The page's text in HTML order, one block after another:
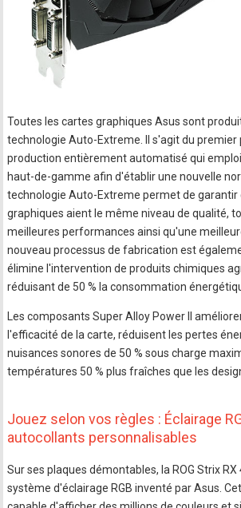
Toutes les cartes graphiques Asus sont
technologie Auto-Extreme. Il s'agit du premier
production entièrement automatisé qui
haut-de-gamme afin d'établir une nouvelle
technologie Auto-Extreme permet de garantir
graphiques aient le même niveau de qualité,
meilleures performances ainsi qu'une
nouveau processus de fabrication est
élimine l'intervention de produits chimiques
réduisant de 50 % la consommation
Les composants Super Alloy Power II
l'efficacité de la carte, réduisent les pertes
nuisances sonores de 50 % sous charge
températures 50 % plus fraîches que les
Jouez selon vos règles : Éclairage
autocollants personnalisables
Sur ses plaques démontables, la ROG Strix
système d'éclairage RGB inventé par Asus.